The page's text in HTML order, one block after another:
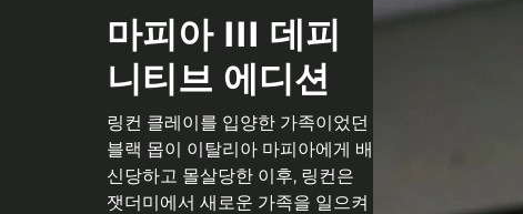
마피아 III 데피
니티브 에디션
링컨 클레이를 입양한 가족이었던
블랙 몹이 이탈리아 마피아에게 배
신당하고 몰살당한 이후, 링컨은
잿더미에서 새로운 가족을 일으켜